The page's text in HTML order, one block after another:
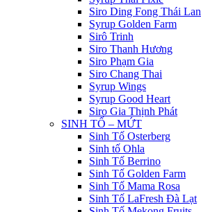
Siro Ding Fong Thái Lan
Syrup Golden Farm
Sirô Trinh
Siro Thanh Hương
Siro Phạm Gia
Siro Chang Thai
Syrup Wings
Syrup Good Heart
Siro Gia Thịnh Phát
SINH TỐ – MỨT
Sinh Tố Osterberg
Sinh tố Ohla
Sinh Tố Berrino
Sinh Tố Golden Farm
Sinh Tố Mama Rosa
Sinh Tố LaFresh Đà Lạt